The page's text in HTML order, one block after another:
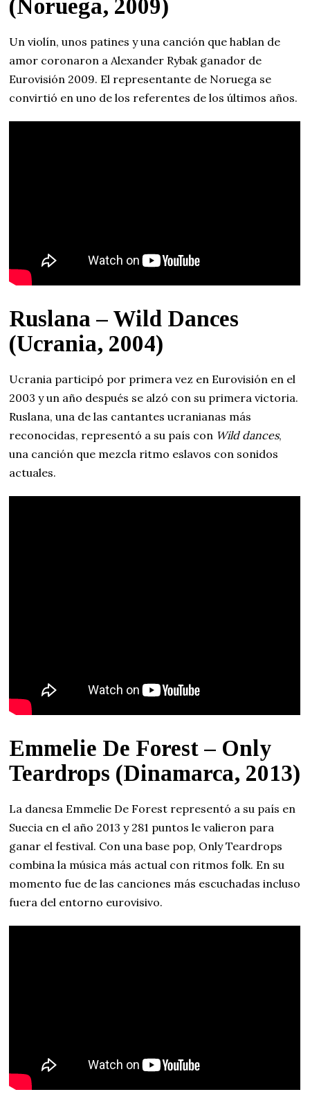
(Noruega, 2009)
Un violín, unos patines y una canción que hablan de
amor coronaron a Alexander Rybak ganador de
Eurovisión 2009. El representante de Noruega se
convirtió en uno de los referentes de los últimos años.
Ruslana – Wild Dances
(Ucrania, 2004)
Ucrania participó por primera vez en Eurovisión en el
2003 y un año después se alzó con su primera victoria.
Ruslana, una de las cantantes ucranianas más
reconocidas, representó a su país con Wild dances,
una canción que mezcla ritmo eslavos con sonidos
actuales.
Emmelie De Forest – Only
Teardrops (Dinamarca, 2013)
La danesa Emmelie De Forest representó a su país en
Suecia en el año 2013 y 281 puntos le valieron para
ganar el festival. Con una base pop, Only Teardrops
combina la música más actual con ritmos folk. En su
momento fue de las canciones más escuchadas incluso
fuera del entorno eurovisivo.